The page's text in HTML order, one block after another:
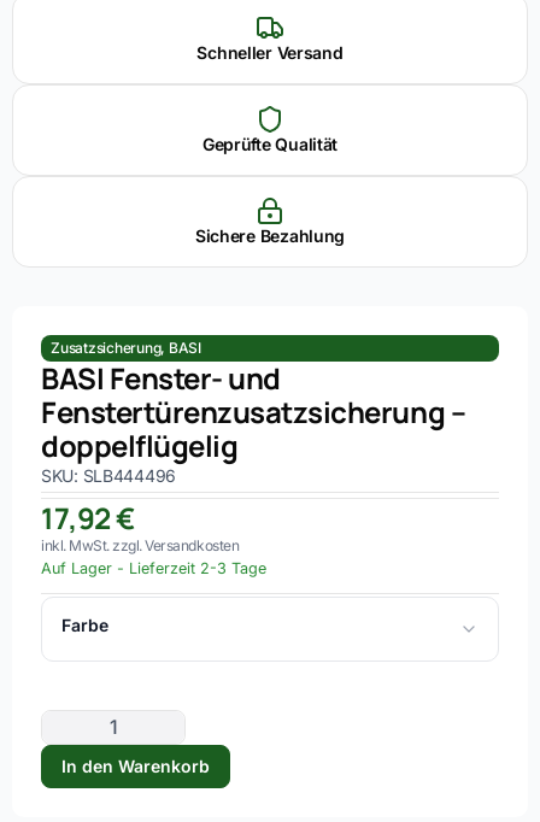
Schneller Versand
Geprüfte Qualität
Sichere Bezahlung
Zusatzsicherung, BASI
BASI Fenster- und
Fenstertürenzusatzsicherung –
doppelflügelig
SKU: SLB444496
17,92€
inkl. MwSt. zzgl. Versandkosten
Auf Lager - Lieferzeit 2-3 Tage
Farbe
weiss
In den Warenkorb